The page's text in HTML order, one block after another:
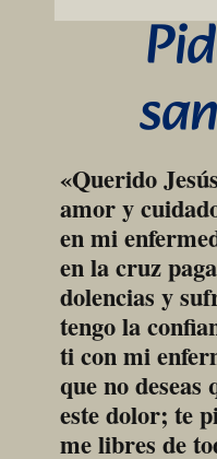
«Querido
amor y
en mi
en la cruz
dolencias y
tengo la
ti con mi
que no deseas
este dolor; te
me libres de